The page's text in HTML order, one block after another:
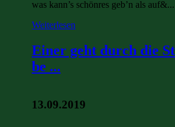
was kann’s schönres geb’n als auf&...
Weiterlesen
Einer geht durch die
be ...
13.09.2019